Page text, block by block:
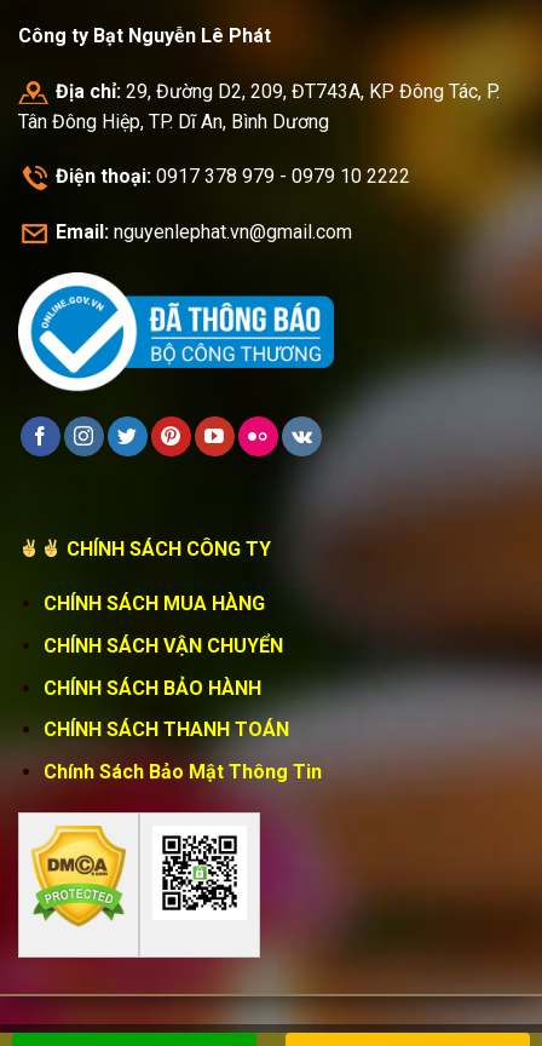
Công ty Bạt Nguyễn Lê Phát
Địa chỉ: 29, Đường D2, 209, ĐT743A, KP Đông Tác, P.
Tân Đông Hiệp, TP. Dĩ An, Bình Dương
Điện thoại: 0917 378 979 - 0979 10 2222
Email: nguyenlephat.vn@gmail.com
CHÍNH SÁCH CÔNG TY
CHÍNH SÁCH MUA HÀNG
CHÍNH SÁCH VẬN CHUYỂN
CHÍNH SÁCH BẢO HÀNH
CHÍNH SÁCH THANH TOÁN
Chính Sách Bảo Mật Thông Tin